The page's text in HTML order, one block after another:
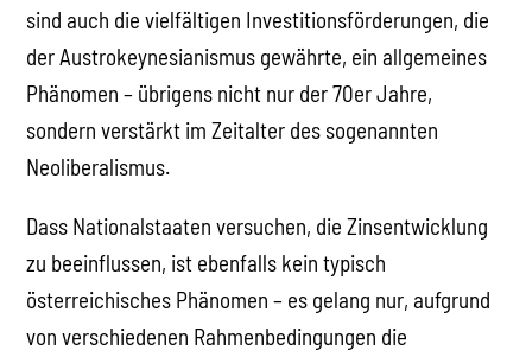
sind auch die vielfältigen Investitionsförderungen, die
der Austrokeynesianismus gewährte, ein allgemeines
Phänomen – übrigens nicht nur der 70er Jahre,
sondern verstärkt im Zeitalter des sogenannten
Neoliberalismus.
Dass Nationalstaaten versuchen, die Zinsentwicklung
zu beeinflussen, ist ebenfalls kein typisch
österreichisches Phänomen – es gelang nur, aufgrund
von verschiedenen Rahmenbedingungen die